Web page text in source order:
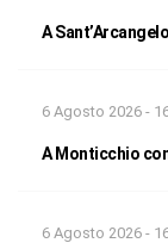
A
6 Agosto 2026 -
A Monticchio
6 Agosto 2026 -